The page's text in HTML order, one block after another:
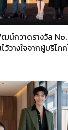
น์กวาดรางวัล
วางใจจากผู้บริโภ